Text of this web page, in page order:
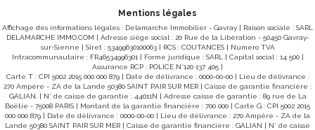
(52) Classe climat : A (1) Montant estimé des dépenses
annuelles d'énergie pour un usage standard : entre 624€ et
844€/an Prix moyens des énergies indexés sur les années
2021, 2022 et 2023 (abonnements compris). "Les
informations sur les risques auxquels ce bien est exposé
sont disponibles sur le site Géorisques :
www.georisques.gouv.fr"
Mentions légales
Affichage des informations légales : Delamarche Immobilier - Gavray | Raison sociale : SARL
DELAMARCHE IMMO.COM | Adresse siège social : 20 Rue de la Libération - 50450 Gavray-
sur-Sienne | Siret : 53499630100063 | RCS : COUTANCES | Numero TVA
Intracommunautaire : FR46534996301 | Forme juridique : SARL | Capital social : 14 500 |
Assurance RCP : POLICE N°120 137 405 |
Carte T : CPI 5002 2015 000 000 879 | Date de délivrance : 0000-00-00 | Lieu de délivrance :
270 Ampère - ZA de la Lande 50380 SAINT PAIR SUR MER | Caisse de garantie financière :
GALIAN. | N° de caisse de garantie : 44011N | Adresse caisse de garantie : 89 rue de La
Boëtie - 75008 PARIS | Montant de la garantie financière : 700 000 | Carte G : CPI 5002 2015
000 000 879 | Date de délivrance : 0000-00-00 | Lieu de délivrance : 270 Ampère - ZA de la
Lande 50380 SAINT PAIR SUR MER | Caisse de garantie financière : GALIAN | N° de caisse